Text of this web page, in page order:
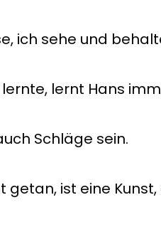
ich sehe und
lernt Hans
Schläge sein.
getan, ist eine